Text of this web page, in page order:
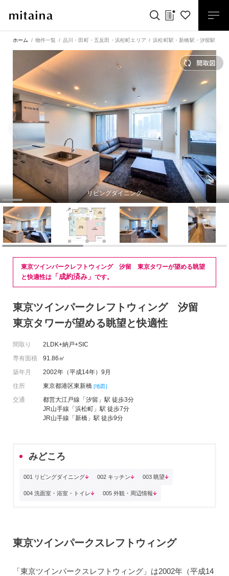
ホーム 物件一覧 品川・田町・五反田・浜松町エリア 浜松町駅 ・ 新橋駅 ・汐留駅
リビングダイニング
東京ツインパークレフトウィング 汐留 東京タワーが望める眺望
と快適性は 「成約済み」 です。
東京ツインパークレフトウィング 汐留
東京タワーが望める眺望と快適性
間取り
2LDK+納戸+SIC
専有面積
91.86㎡
築年月
2002年（平成14年）9月
住所
東京都港区東新橋 [地図]
交通
都営大江戸線「汐留」駅 徒歩3分
JR山手線「浜松町」駅 徒歩7分
JR山手線「新橋」駅 徒歩9分
みどころ
001 リビングダイニング 002 キッチン 003 眺望
004 洗面室・浴室・トイレ 005 外観・周辺情報
東京ツインパークスレフトウィング
「東京ツインパークスレフトウィング」は2002年（平成14